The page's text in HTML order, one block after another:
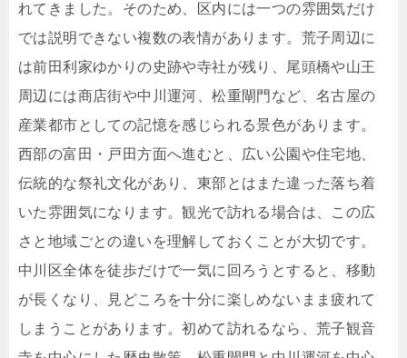
れてきました。そのため、区内には一つの雰囲気だけ
では説明できない複数の表情があります。荒子周辺に
は前田利家ゆかりの史跡や寺社が残り、尾頭橋や山王
周辺には商店街や中川運河、松重閘門など、名古屋の
産業都市としての記憶を感じられる景色があります。
西部の富田・戸田方面へ進むと、広い公園や住宅地、
伝統的な祭礼文化があり、東部とはまた違った落ち着
いた雰囲気になります。観光で訪れる場合は、この広
さと地域ごとの違いを理解しておくことが大切です。
中川区全体を徒歩だけで一気に回ろうとすると、移動
が長くなり、見どころを十分に楽しめないまま疲れて
しまうことがあります。初めて訪れるなら、荒子観音